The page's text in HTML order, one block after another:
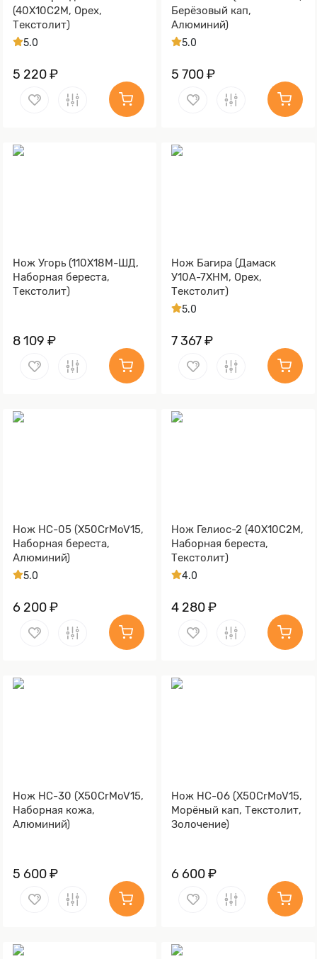
(40Х10С2М, Орех,
Текстолит)
5.0
5 220 ₽
Берёзовый кап,
Алюминий)
5.0
5 700 ₽
Нож Угорь (110Х18М-ШД,
Наборная береста,
Текстолит)
8 109 ₽
Нож Багира (Дамаск
У10А-7ХНМ, Орех,
Текстолит)
5.0
7 367 ₽
Нож НС-05 (X50CrMoV15,
Наборная береста,
Алюминий)
5.0
6 200 ₽
Нож Гелиос-2 (40Х10С2М,
Наборная береста,
Текстолит)
4.0
4 280 ₽
Нож НС-30 (X50CrMoV15,
Наборная кожа,
Алюминий)
5 600 ₽
Нож НС-06 (X50CrMoV15,
Морёный кап, Текстолит,
Золочение)
6 600 ₽